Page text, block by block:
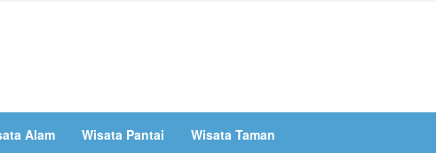
Alam Wisata Pantai Wisata Taman